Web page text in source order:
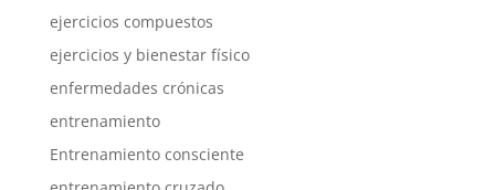
ejercicios compuestos
ejercicios y bienestar físico
enfermedades crónicas
entrenamiento
Entrenamiento consciente